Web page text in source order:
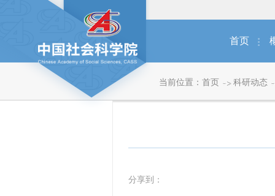
首页
当前位置： 首页 科研动态
分享到：